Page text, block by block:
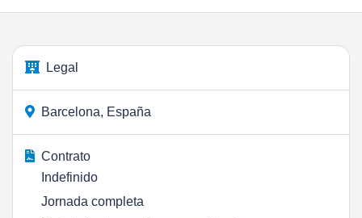
Legal
Barcelona, España
Contrato
Indefinido
Jornada completa